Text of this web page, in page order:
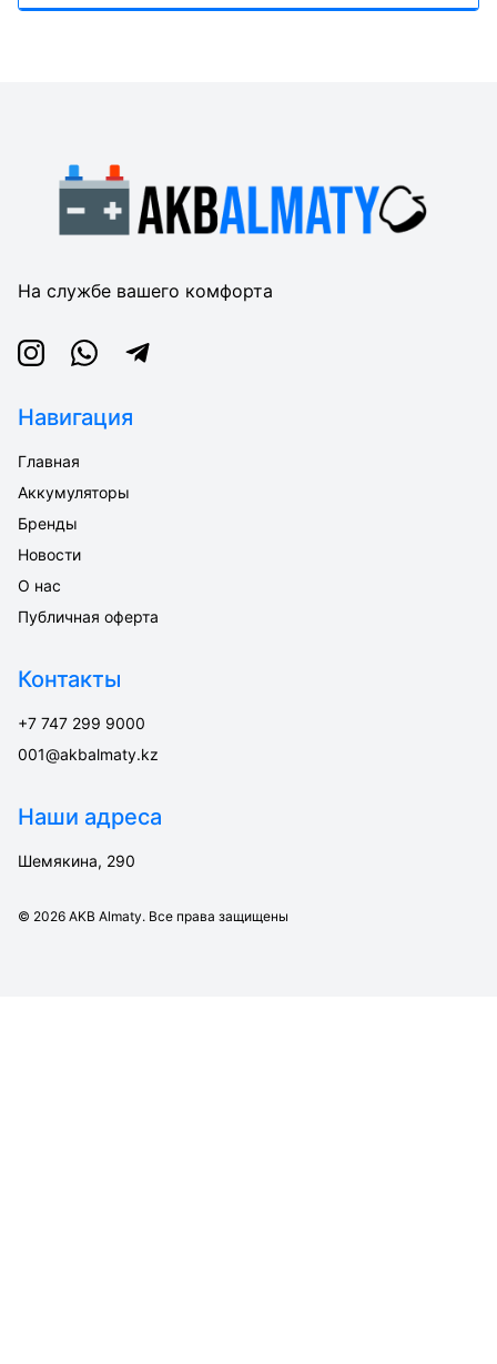
На службе вашего комфорта
InstagramWhatsappTelegram
Навигация
Главная
Аккумуляторы
Бренды
Новости
О нас
Публичная оферта
Контакты
+7 747 299 9000
001@akbalmaty.kz
Наши адреса
Шемякина, 290
© 2026 AKB Almaty. Все права защищены